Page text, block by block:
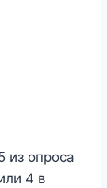
из опроса
4 в